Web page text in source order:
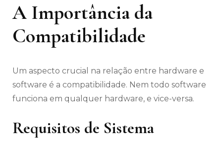
A Importância da
Compatibilidade
Um aspecto crucial na relação entre hardware e
software é a compatibilidade. Nem todo software
funciona em qualquer hardware, e vice-versa.
Requisitos de Sistema